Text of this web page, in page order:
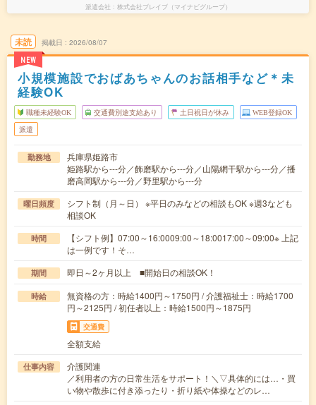
派遣会社 株式会社ブレイブ（マイナビグループ）
未読
NEW
掲載日 2026/08/07
小規模施設でおばあちゃんのお話相手など＊未
経験OK
職種未経験OK 交通費別途支給あり 土日祝日が休み WEB登録OK
派遣
勤務地
兵庫県姫路市
姫路駅から---分／飾磨駅から---分／山陽網干駅から---分／播
磨高岡駅から---分／野里駅から---分
曜日頻度
シフト制（月～日） ※平日のみなどの相談もOK ※週3なども
相談OK
時間
【シフト例】07:00～16:0009:00～18:0017:00～09:00※ 上記
は一例です！そ…
期間 即日～2ヶ月以上 ■開始日の相談OK！
時給
無資格の方：時給1400円～1750円 / 介護福祉士：時給1700
円～2125円 / 初任者以上：時給1500円～1875円
交通費
全額支給
仕事内容
介護関連
／利用者の方の日常生活をサポート！＼▽具体的には…・買
い物や散歩に付き添ったり・折り紙や体操などのレ…